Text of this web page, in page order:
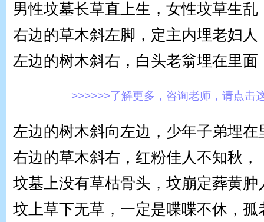
男性坟墓长草直上生，女性坟草生乱
右边的草木斜左脚，定主内埋老妇人
左边的树木斜右，白头老翁埋在里面
>>>>>>了解更多，咨询老师，请点击
左边的树木斜向左边，少年子弟埋在
右边的草木斜右，红粉佳人不知秋，
坟墓上没有草枯骨头，坟崩定葬黄肿
坟上草下无草，一定是喋喋不休，孤